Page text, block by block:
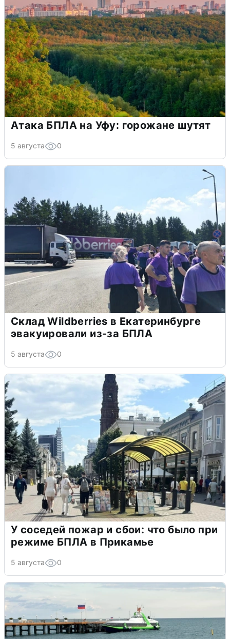
Атака БПЛА на Уфу: горожане шутят
5 августа 0
Склад Wildberries в Екатеринбурге
эвакуировали из-за БПЛА
5 августа 0
У соседей пожар и сбои: что было при
режиме БПЛА в Прикамье
5 августа 0